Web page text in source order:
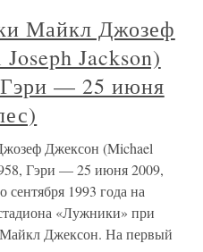
Майкл Джозеф
Jackson)
Гэри — 25 июня
Джексон (Michael
Гэри — 25 июня 2009,
1993 года на
«Лужники» при
Джексон. На первый